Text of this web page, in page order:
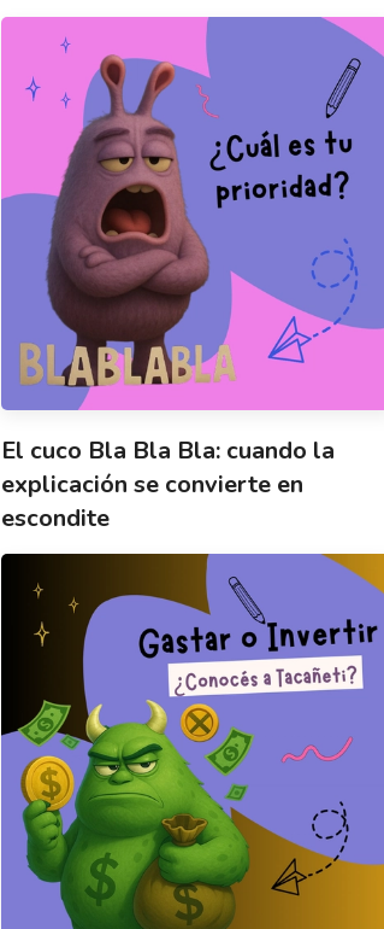
El cuco Bla Bla Bla: cuando la
explicación se convierte en
escondite